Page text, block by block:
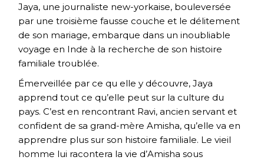
Jaya, une journaliste new-yorkaise, bouleversée
par une troisième fausse couche et le délitement
de son mariage, embarque dans un inoubliable
voyage en Inde à la recherche de son histoire
familiale troublée.
Émerveillée par ce qu elle y découvre, Jaya
apprend tout ce qu’elle peut sur la culture du
pays. C’est en rencontrant Ravi, ancien servant et
confident de sa grand-mère Amisha, qu’elle va en
apprendre plus sur son histoire familiale. Le vieil
homme lui racontera la vie d’Amisha sous